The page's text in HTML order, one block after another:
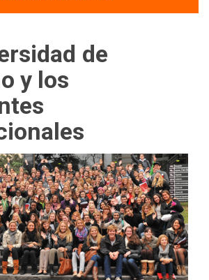
de
y los